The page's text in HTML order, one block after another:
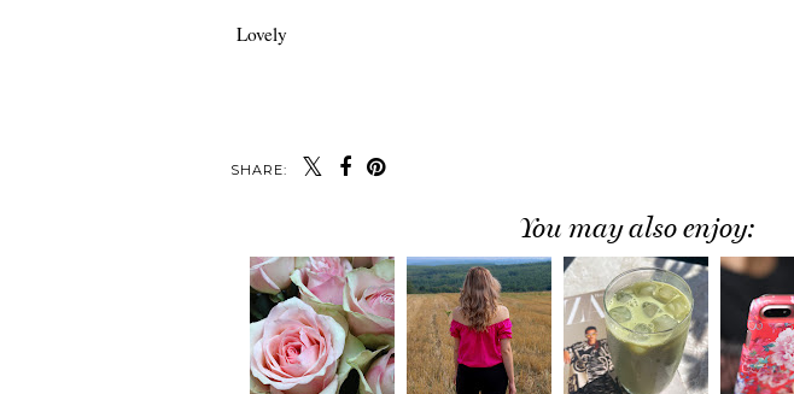
Lovely
SHARE:
You may also enjoy: